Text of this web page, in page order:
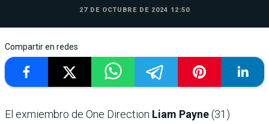
27 DE OCTUBRE DE 2024 12:50
Compartir en redes
El exmiembro de One Direction Liam Payne(31)